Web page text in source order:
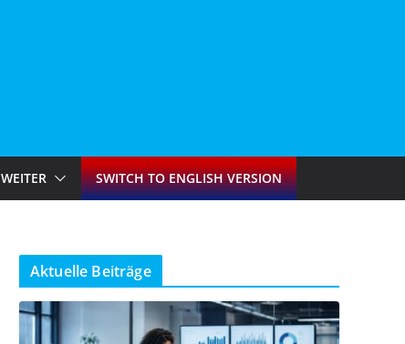
WEITER SWITCH TO ENGLISH VERSION
Aktuelle Beiträge